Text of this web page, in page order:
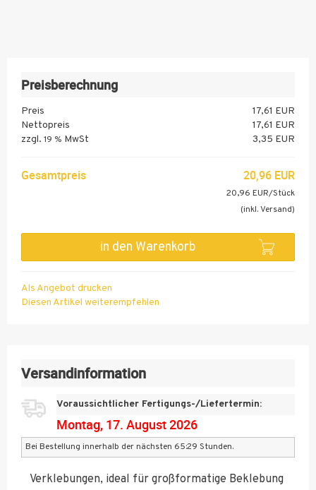
Preisberechnung
Preis
17,61 EUR
Nettopreis
17,61 EUR
zzgl. 19 % MwSt 3,35 EUR
Gesamtpreis 20,96 EUR
20,96 EUR/Stück
(inkl. Versand)
in den Warenkorb
Als Angebot drucken
Diesen Artikel weiterempfehlen
Versandinformation
Voraussichtlicher Fertigungs-/Liefertermin:
Montag, 17. August 2026
Bei Bestellung innerhalb der nächsten 65:29 Stunden.
polymere Premiumfolie für anspruchsvollste KFZ-
Verklebungen, ideal für großformatige Beklebung